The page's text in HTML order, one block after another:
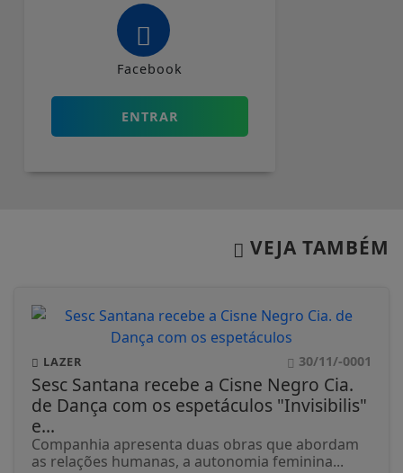
Facebook
ENTRAR
VEJA TAMBÉM
LAZER 30/11/-0001
Sesc Santana recebe a Cisne Negro Cia.
de Dança com os espetáculos "Invisibilis"
e...
Companhia apresenta duas obras que abordam
as relações humanas, a autonomia feminina...